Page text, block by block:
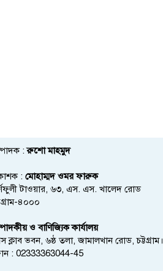
:রুশো মাহমুদ
: মোহাম্মদ ওমর ফারুক
টাওয়ার, ৬৩, এস. এস. খালেদ রোড
৪০০০
ও বাণিজ্যিক কার্যালয়
ক্লাব ভবন, ৬ষ্ঠ তলা, জামালখান রোড, চট্টগ্রাম।
: 02333363044-45